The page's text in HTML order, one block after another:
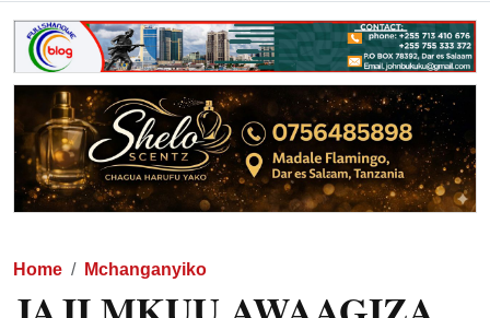
Home Mchanganyiko